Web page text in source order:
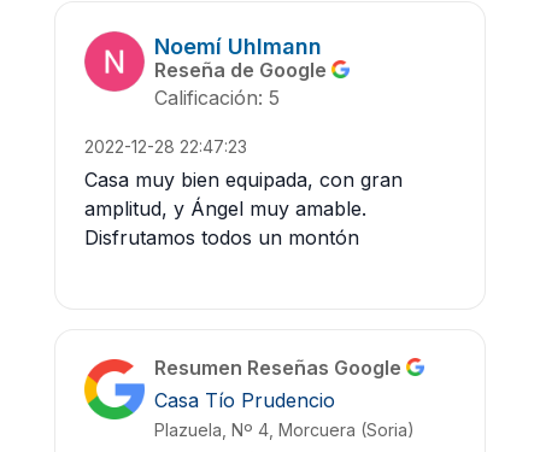
Noemí Uhlmann
Reseña de Google
Calificación: 5
2022-12-28 22:47:23
Casa muy bien equipada, con gran
amplitud, y Ángel muy amable.
Disfrutamos todos un montón
Resumen Reseñas Google
Casa Tío Prudencio
Plazuela, Nº 4, Morcuera (Soria)